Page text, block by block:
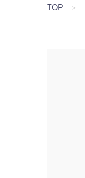
TOP ＞